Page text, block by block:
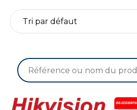
Recherche
pour :